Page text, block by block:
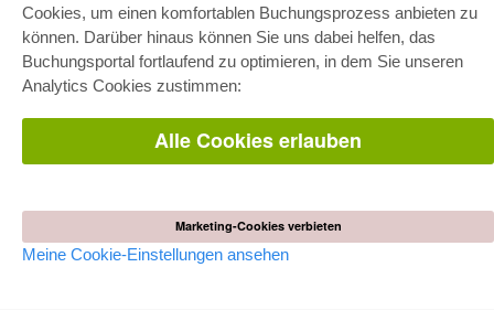
Cookies, um einen komfortablen Buchungsprozess anbieten zu
können. Darüber hinaus können Sie uns dabei helfen, das
Buchungsportal fortlaufend zu optimieren, in dem Sie unseren
Analytics Cookies zustimmen:
Alle Cookies erlauben
Marketing-Cookies verbieten
Meine Cookie-Einstellungen ansehen
E-COLLECTION
Gesamtpaket
Fachbereichspakete
Bereitstellung von E-Books
Häufig gestellte Fragen (FAQ)
AGB